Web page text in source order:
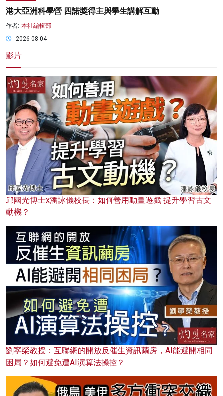
港大亞洲科學營 四諾獎得主與學生講解互動
作者: 本社編輯部
2026-08-04
影片
邱國光博士x潘詠儀校長：如何善用動畫遊戲 提升學習古文
動機？
劉寧榮教授：互聯網的開放反催生資訊繭房，AI能避開相同
困局？如何避免遭AI演算法操控？